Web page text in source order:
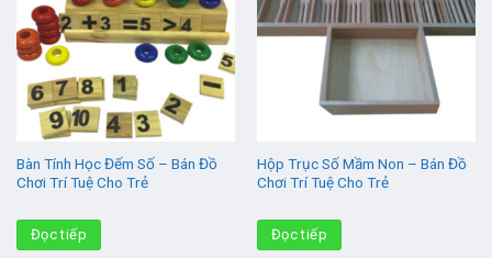
Bàn Tính Học Đếm Số – Bán Đồ
Chơi Trí Tuệ Cho Trẻ
Đọc tiếp
Hộp Trục Số Mầm Non – Bán Đồ
Chơi Trí Tuệ Cho Trẻ
Đọc tiếp